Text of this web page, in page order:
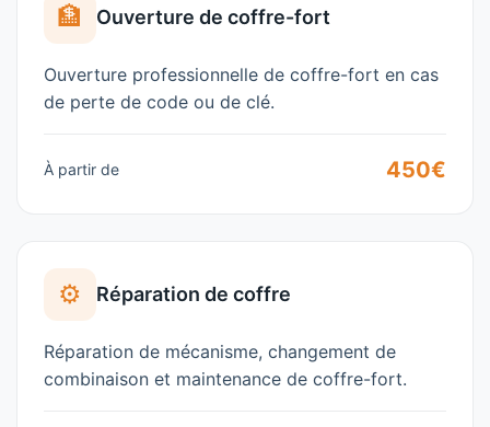
🏦 Ouverture de coffre-fort
Ouverture professionnelle de coffre-fort en cas
de perte de code ou de clé.
À partir de 450€
⚙️ Réparation de coffre
Réparation de mécanisme, changement de
combinaison et maintenance de coffre-fort.